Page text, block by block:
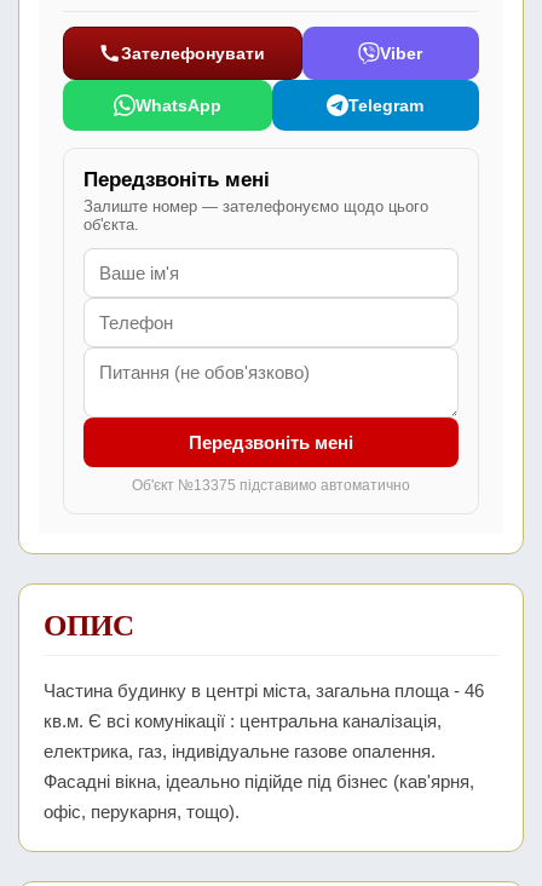
Зателефонувати Viber
WhatsApp Telegram
Передзвоніть мені
Залиште номер — зателефонуємо щодо цього
об'єкта.
Передзвоніть мені
Об'єкт №13375 підставимо автоматично
ОПИС
Частина будинку в центрі міста, загальна площа - 46
кв.м. Є всі комунікації : центральна каналізація,
електрика, газ, індивідуальне газове опалення.
Фасадні вікна, ідеально підійде під бізнес (кав'ярня,
офіс, перукарня, тощо).